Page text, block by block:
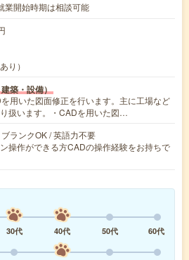
開始時期は相談可能
り）
築・設備）
用いた図面修正を行います。主に工場など
扱います。・CADを用いた図…
ランクOK / 英語力不要
操作ができる方CADの操作経験をお持ちで
30代 40代 50代
60代